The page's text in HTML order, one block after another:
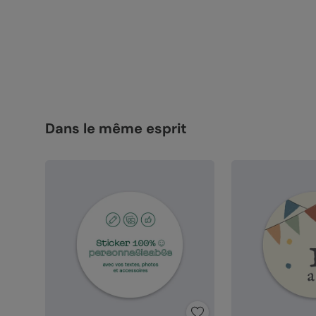
Dans le même esprit